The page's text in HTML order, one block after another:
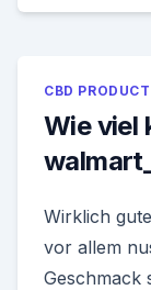
CBD
Wie viel
walmart_
Wirklich
vor allem
Geschmack